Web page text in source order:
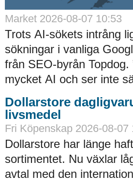
Market 2026-08-07 10:53
Trots AI-sökets intrång
sökningar i vanliga
från SEO-byrån
mycket AI och ser inte
Dollarstore
livsmedel
Fri Köpenskap 2026-08-07
Dollarstore har länge
sortimentet. Nu växlar
avtal med den